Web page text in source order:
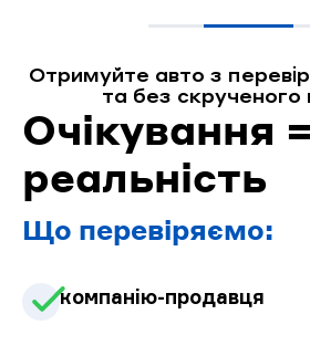
Отримуйте авто з
та без скрученого
Очікування =
реальність
Що перевіряємо:
компанію-продавця